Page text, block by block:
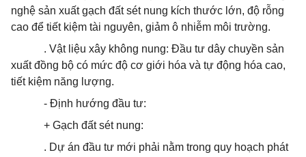
nghệ sản xuất gạch đất sét nung kích thước lớn, độ rỗng
cao để tiết kiệm tài nguyên, giảm ô nhiễm môi trường.
. Vật liệu xây không nung: Đầu tư dây chuyền sản
xuất đồng bộ có mức độ cơ giới hóa và tự động hóa cao,
tiết kiệm năng lượng.
- Định hướng đầu tư:
+ Gạch đất sét nung:
. Dự án đầu tư mới phải nằm trong quy hoạch phát